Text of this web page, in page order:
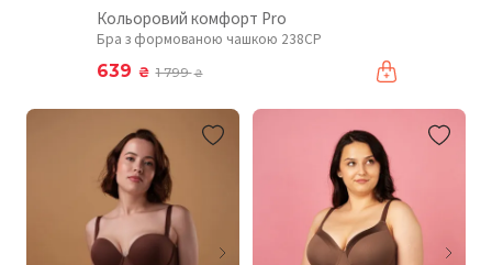
Кольоровий комфорт Pro
Бра з формованою чашкою 238CP
639 ₴ 1 799₴